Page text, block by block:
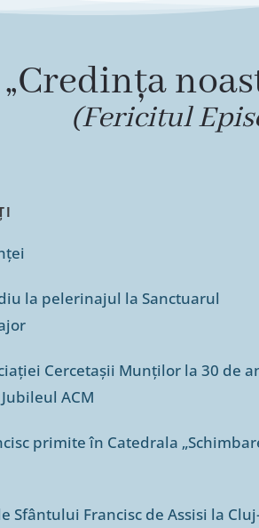
„Credința
(Fericitul
la pelerinajul la Sanctuarul
Cercetașii Munților la 30 de
ACM
primite în Catedrala
Sfântului Francisc de Assisi la